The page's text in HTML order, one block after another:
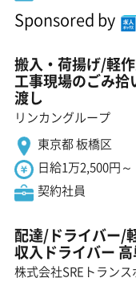
Sponsored by
搬入・荷揚げ/軽
工事現場のごみ
渡し
リンカングループ
東京都 板橋区
日給1万2,500円～
契約社員
配達/ドライバー/
収入ドライバー
株式会社SREトランス